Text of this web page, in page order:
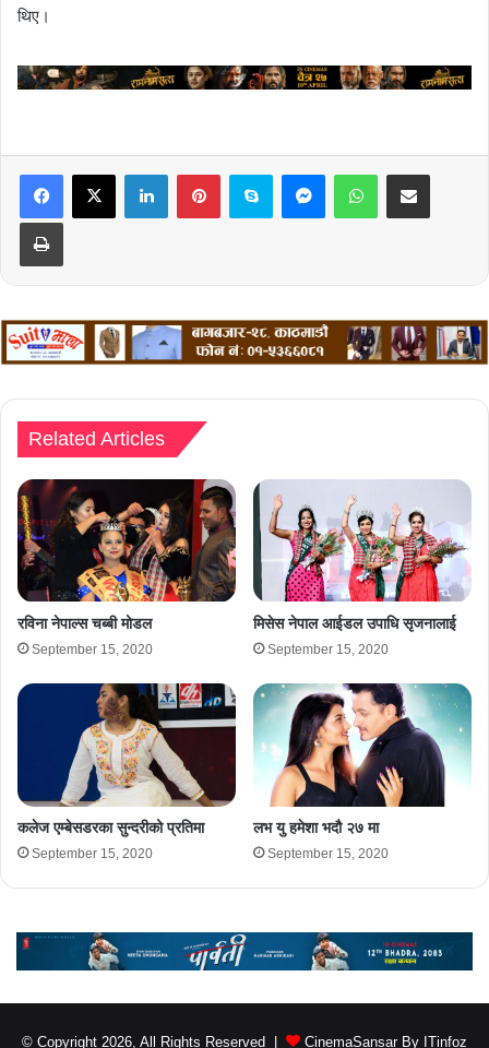
थिए।
LinkedInPinterestSkype MessengerWhatsAppShare via Email
Print
Related Articles
रविना नेपाल्स चब्बी मोडल
September 15, 2020
मिसेस नेपाल आईडल उपाधि सृजनालाई
September 15, 2020
कलेज एम्बेसडरका सुन्दरीको प्रतिमा
September 15, 2020
लभ यु हमेशा भदौ २७ मा
September 15, 2020
© Copyright 2026, All Rights Reserved | CinemaSansar By ITinfoz